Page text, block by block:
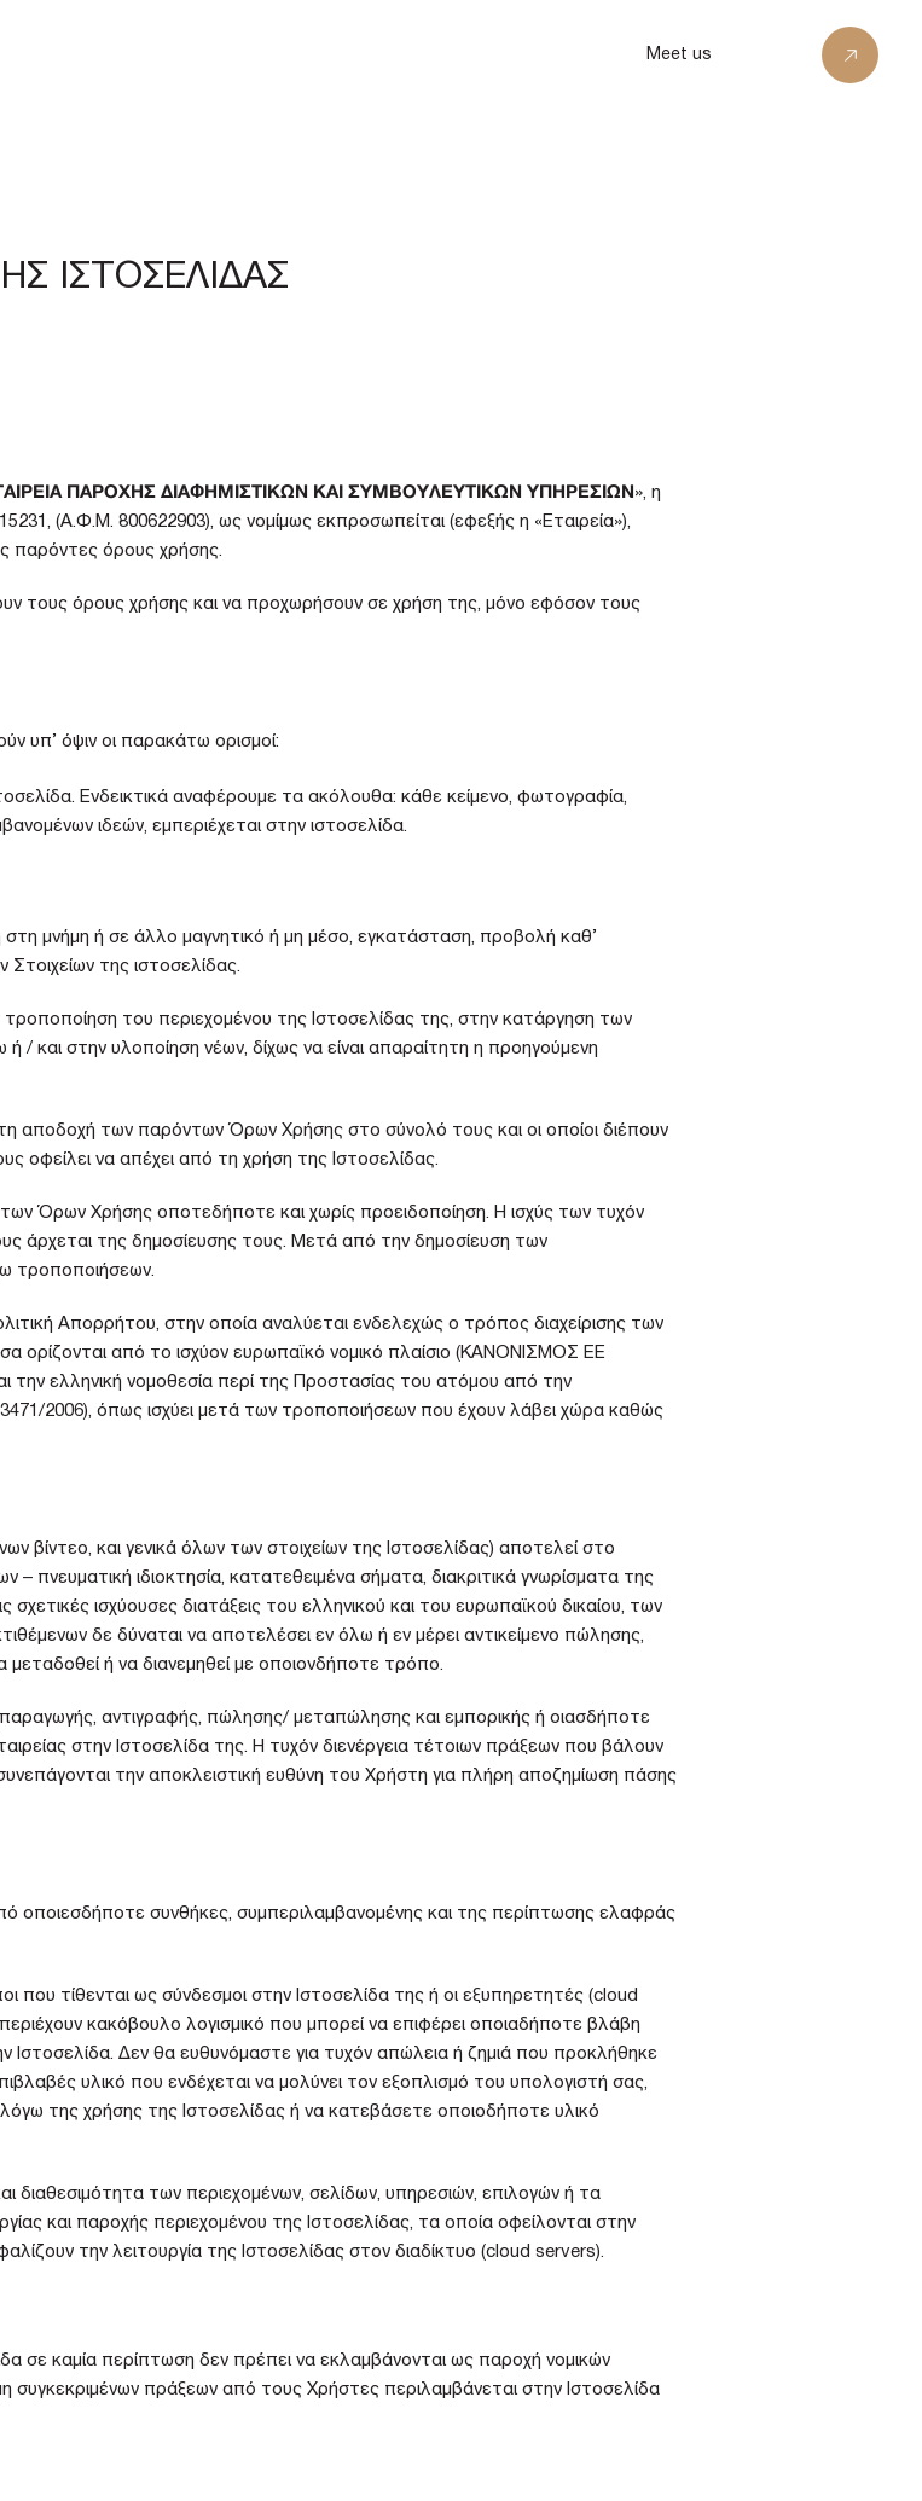
Meet us
ΙΣΤΟΣΕΛΙΔΑΣ
ΠΑΡΟΧΗΣ ΔΙΑΦΗΜΙΣΤΙΚΩΝ ΚΑΙ ΣΥΜΒΟΥΛΕΥΤΙΚΩΝ ΥΠΗΡΕΣΙΩΝ», η
(Α.Φ.Μ. 800622903), ως νομίμως εκπροσωπείται (εφεξής η «Εταιρεία»),
παρόντες όρους χρήσης.
τους όρους χρήσης και να προχωρήσουν σε χρήση της, μόνο εφόσον τους
υπ’ όψιν οι παρακάτω ορισμοί:
Ενδεικτικά αναφέρουμε τα ακόλουθα: κάθε κείμενο, φωτογραφία,
ιδεών, εμπεριέχεται στην ιστοσελίδα.
μνήμη ή σε άλλο μαγνητικό ή μη μέσο, εγκατάσταση, προβολή καθ’
της ιστοσελίδας.
του περιεχομένου της Ιστοσελίδας της, στην κατάργηση των
και στην υλοποίηση νέων, δίχως να είναι απαραίτητη η προηγούμενη
αποδοχή των παρόντων Όρων Χρήσης στο σύνολό τους και οι οποίοι διέπουν
οφείλει να απέχει από τη χρήση της Ιστοσελίδας.
Όρων Χρήσης οποτεδήποτε και χωρίς προειδοποίηση. Η ισχύς των τυχόν
άρχεται της δημοσίευσης τους. Μετά από την δημοσίευση των
τροποποιήσεων.
Απορρήτου, στην οποία αναλύεται ενδελεχώς ο τρόπος διαχείρισης των
από το ισχύον ευρωπαϊκό νομικό πλαίσιο (ΚΑΝΟΝΙΣΜΟΣ ΕΕ
ελληνική νομοθεσία περί της Προστασίας του ατόμου από την
2006), όπως ισχύει μετά των τροποποιήσεων που έχουν λάβει χώρα καθώς
βίντεο, και γενικά όλων των στοιχείων της Ιστοσελίδας) αποτελεί στο
ιδιοκτησία, κατατεθειμένα σήματα, διακριτικά γνωρίσματα της
ισχύουσες διατάξεις του ελληνικού και του ευρωπαϊκού δικαίου, των
δε δύναται να αποτελέσει εν όλω ή εν μέρει αντικείμενο πώλησης,
ή να διανεμηθεί με οποιονδήποτε τρόπο.
αντιγραφής, πώλησης/ μεταπώλησης και εμπορικής ή οιασδήποτε
στην Ιστοσελίδα της. Η τυχόν διενέργεια τέτοιων πράξεων που βάλουν
την αποκλειστική ευθύνη του Χρήστη για πλήρη αποζημίωση πάσης
οποιεσδήποτε συνθήκες, συμπεριλαμβανομένης και της περίπτωσης ελαφράς
που τίθενται ως σύνδεσμοι στην Ιστοσελίδα της ή οι εξυπηρετητές (cloud
κακόβουλο λογισμικό που μπορεί να επιφέρει οποιαδήποτε βλάβη
Δεν θα ευθυνόμαστε για τυχόν απώλεια ή ζημιά που προκλήθηκε
υλικό που ενδέχεται να μολύνει τον εξοπλισμό του υπολογιστή σας,
της χρήσης της Ιστοσελίδας ή να κατεβάσετε οποιοδήποτε υλικό
των περιεχομένων, σελίδων, υπηρεσιών, επιλογών ή τα
και παροχής περιεχομένου της Ιστοσελίδας, τα οποία οφείλονται στην
την λειτουργία της Ιστοσελίδας στον διαδίκτυο (cloud servers).
σε καμία περίπτωση δεν πρέπει να εκλαμβάνονται ως παροχή νομικών
συγκεκριμένων πράξεων από τους Χρήστες περιλαμβάνεται στην Ιστοσελίδα